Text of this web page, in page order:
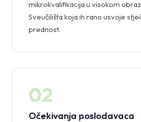
mikrokvalifikacija u visokom
Sveučilišta koja ih rano usvoje
prednost.
02
Očekivanja poslodavaca